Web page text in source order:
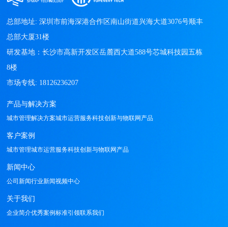
总部地址: 深圳市前海深港合作区南山街道兴海大道3076号顺丰
总部大厦31楼
研发基地：长沙市高新开发区岳麓西大道588号芯城科技园五栋
8楼
产品与解决方案
城市管理解决方案城市运营服务科技创新与物联网产品
客户案例
城市管理城市运营服务科技创新与物联网产品
新闻中心
公司新闻行业新闻视频中心
关于我们
企业简介优秀案例标准引领联系我们